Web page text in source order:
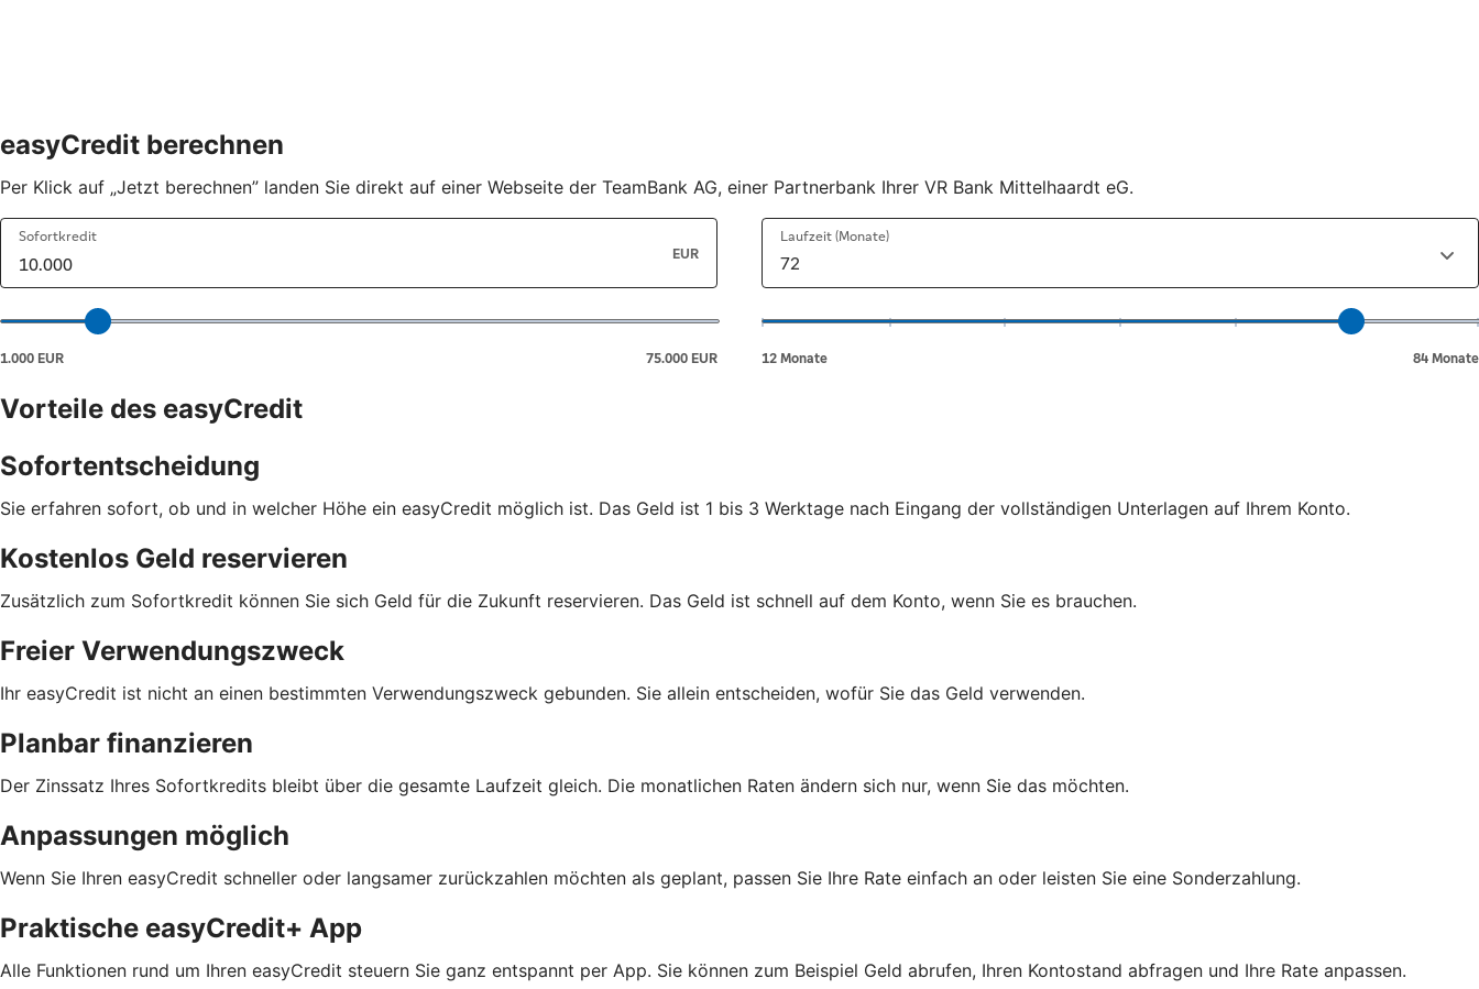
easyCredit berechnen
Per Klick auf „Jetzt berechnen” landen Sie direkt auf einer Webseite der TeamBank AG, einer Partnerbank Ihrer VR Bank Mittelhaardt eG.
Vorteile des easyCredit
Sofortentscheidung
Sie erfahren sofort, ob und in welcher Höhe ein easyCredit möglich ist. Das Geld ist 1 bis 3 Werktage nach Eingang der vollständigen Unterlagen auf Ihrem Konto.
Kostenlos Geld reservieren
Zusätzlich zum Sofortkredit können Sie sich Geld für die Zukunft reservieren. Das Geld ist schnell auf dem Konto, wenn Sie es brauchen.
Freier Verwendungszweck
Ihr easyCredit ist nicht an einen bestimmten Verwendungszweck gebunden. Sie allein entscheiden, wofür Sie das Geld verwenden.
Planbar finanzieren
Der Zinssatz Ihres Sofortkredits bleibt über die gesamte Laufzeit gleich. Die monatlichen Raten ändern sich nur, wenn Sie das möchten.
Anpassungen möglich
Wenn Sie Ihren easyCredit schneller oder langsamer zurückzahlen möchten als geplant, passen Sie Ihre Rate einfach an oder leisten Sie eine Sonderzahlung.
Praktische easyCredit+ App
Alle Funktionen rund um Ihren easyCredit steuern Sie ganz entspannt per App. Sie können zum Beispiel Geld abrufen, Ihren Kontostand abfragen und Ihre Rate anpassen.